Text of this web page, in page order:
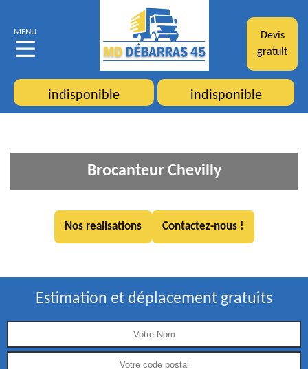
MENU
Devis
gratuit
indisponible indisponible
Brocanteur Chevilly
Nos realisations Contactez-nous !
Estimation et déplacement gratuits